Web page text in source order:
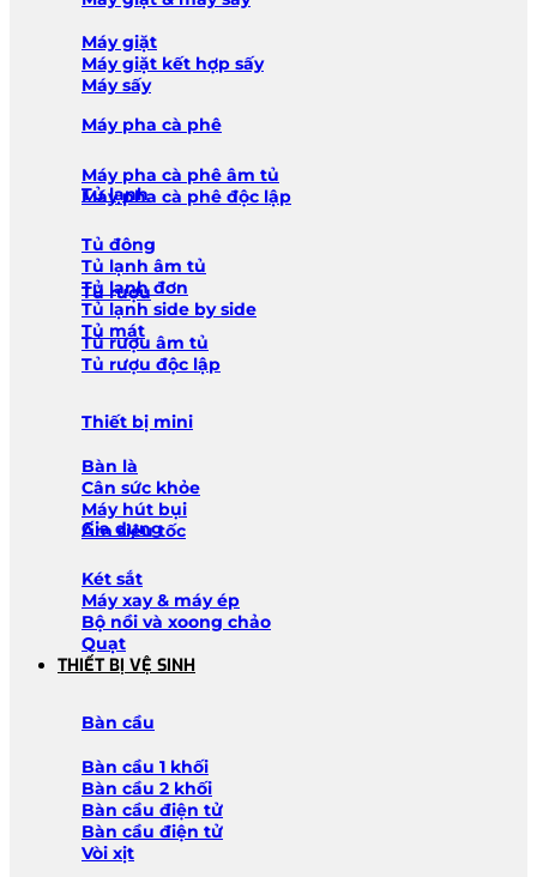
Máy giặt
Máy giặt kết hợp sấy
Máy sấy
Máy pha cà phê
Máy pha cà phê âm tủ
Máy pha cà phê độc lập
Tủ lạnh
Tủ đông
Tủ lạnh âm tủ
Tủ lạnh đơn
Tủ lạnh side by side
Tủ mát
Tủ rượu
Tủ rượu âm tủ
Tủ rượu độc lập
Thiết bị mini
Bàn là
Cân sức khỏe
Máy hút bụi
Ấm siêu tốc
Gia dụng
Két sắt
Máy xay & máy ép
Bộ nồi và xoong chảo
Quạt
THIẾT BỊ VỆ SINH
Bàn cầu
Bàn cầu 1 khối
Bàn cầu 2 khối
Bàn cầu điện tử
Bàn cầu điện tử
Vòi xịt